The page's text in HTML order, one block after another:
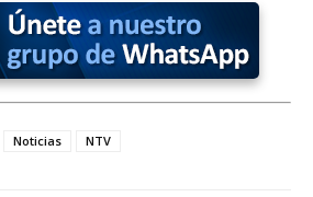
Noticias NTV